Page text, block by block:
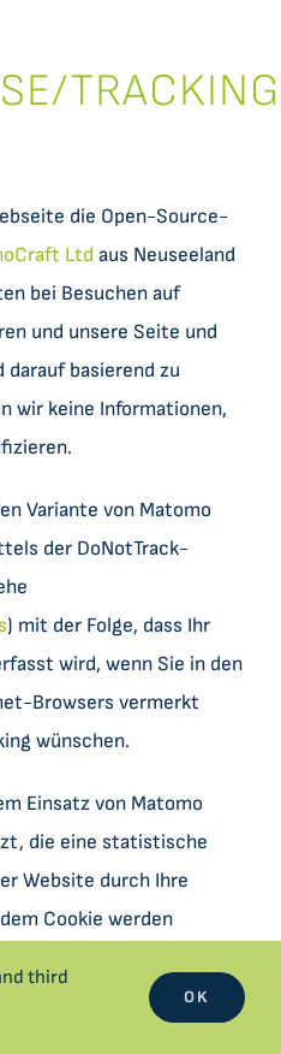
TRACKING
die Open-Source-
Ltd aus Neuseeland
bei Besuchen auf
und unsere Seite und
basierend zu
wir keine Informationen,
Variante von Matomo
der DoNotTrack-
) mit der Folge, dass Ihr
wird, wenn Sie in den
Browsers vermerkt
wünschen.
Einsatz von Matomo
die eine statistische
Website durch Ihre
Cookie werden
third
OK